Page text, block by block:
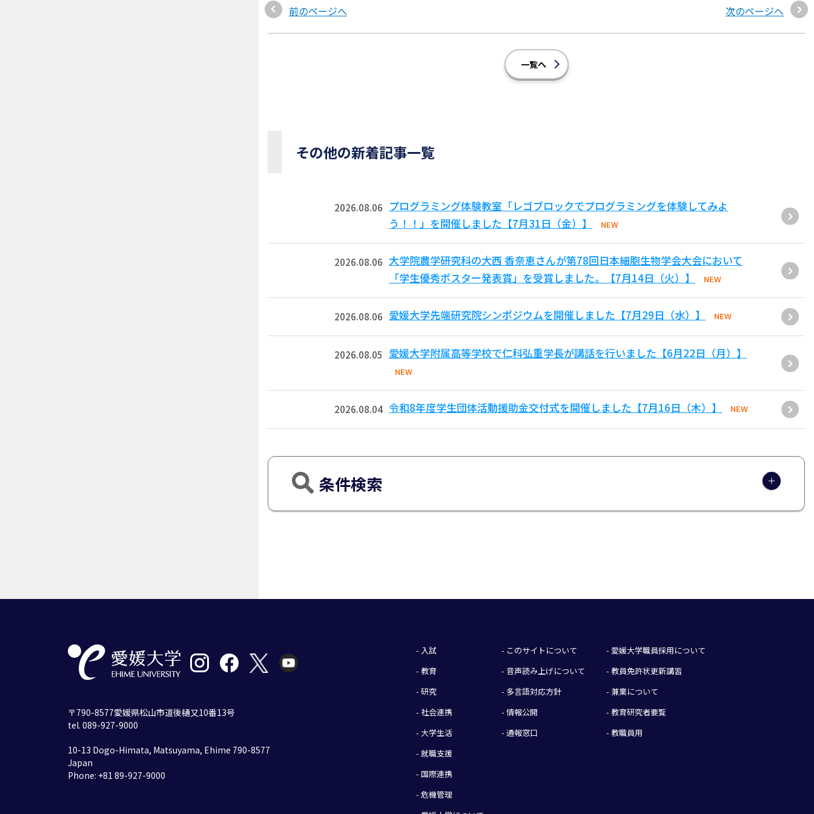
前のページへ 次のページへ
一覧へ
その他の新着記事一覧
2026.08.06
プログラミング体験教室「レゴブロックでプログラミングを体験してみよ
う！！」を開催しました【7月31日（金）】
NEW
2026.08.06 大学院農学研究科の大西 香奈恵さんが第78回日本細胞生物学会大会において
「学生優秀ポスター発表賞」を受賞しました。【7月14日（火）】
NEW
2026.08.06 愛媛大学先端研究院シンポジウムを開催しました【7月29日（水）】 NEW
2026.08.05 愛媛大学附属高等学校で仁科弘重学長が講話を行いました【6月22日（月）】
NEW
2026.08.04 令和8年度学生団体活動援助金交付式を開催しました【7月16日（木）】 NEW
条件検索
- 入試
- 教育
- 研究
- 社会連携
- 大学生活
- 就職支援
- 国際連携
- 危機管理
- このサイトについて
- 音声読み上げについて
- 多言語対応方針
- 情報公開
- 通報窓口
- 愛媛大学職員採用について
- 教員免許状更新講習
- 兼業について
- 教育研究者要覧
- 教職員用
〒790-8577愛媛県松山市道後樋又10番13号
tel. 089-927-9000
10-13 Dogo-Himata, Matsuyama, Ehime 790-8577
Japan
Phone: +81 89-927-9000